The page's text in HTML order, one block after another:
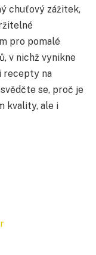
chuťový zážitek,
pro pomalé
v nichž vynikne
recepty na
se, proč je
kvality, ale i